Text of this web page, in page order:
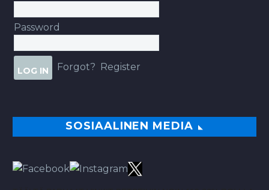
Password
Forgot? Register
SOSIAALINEN MEDIA